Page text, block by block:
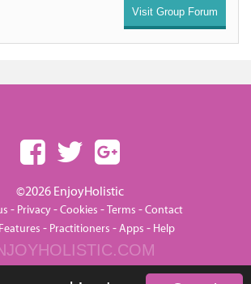
Visit Group Forum
©2026 EnjoyHolistic
- Privacy-Cookies -Terms -Contact
Features - Practitioners -Apps - Help